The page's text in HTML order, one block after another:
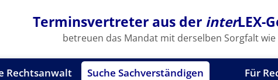
Terminsvertreter aus der interLEX-
betreuen das Mandat mit derselben Sorgfalt wie
Rechtsanwalt Suche Sachverständigen Für